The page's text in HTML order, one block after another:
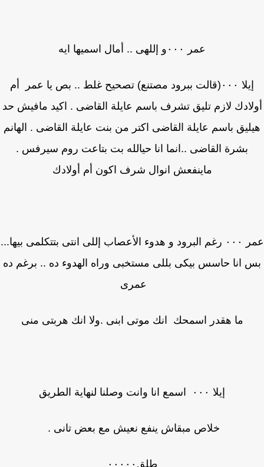
عمر ٠٠٠و إللهى .. أمال اسميها ايه
إيلا ٠٠٠(قالت ببرود مصتنع) تصحيح غلط .. بص يا عمر أم
لازم تليق تشرف باسم عايلة القاضى . اكيد مافيش حد
باسم عايلة القاضى اكتر من بنت عايلة القاضى . الهانم
بشرة القاضى ..انما انا حيالله بت بتاعت روم سيرفس .
ماينفعش انوال شرف اكون أم أولادك
عمر ٠٠٠ رغم البرود و هدوء الأعصاب إللى انتى بتتكلمى بيها...
انا حاسس بيكى بللى مستخبى وراه الهدوء ده .. برغم ده
عمرى
ما هقدر اسمحك انك موتى ابنى .ولا انك هربتى منى
إيلا ٠٠٠ اسمع انا وانت وصلنا لنهاية الطريق
خلاص مبقاش ينفع نعيش مع بعض تانى .
طلق٠٠٠٠٠